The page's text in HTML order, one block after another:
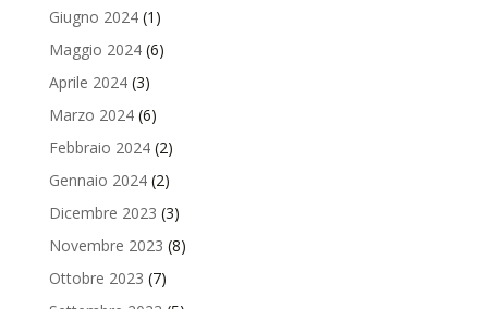
Giugno 2024(1)
Maggio 2024(6)
Aprile 2024(3)
Marzo 2024(6)
Febbraio 2024(2)
Gennaio 2024(2)
Dicembre 2023 (3)
Novembre 2023 (8)
Ottobre 2023 (7)